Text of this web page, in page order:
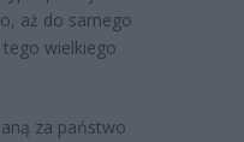
aż do samego
wielkiego
za państwo